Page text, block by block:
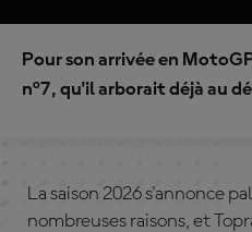
Pour son arrivée en
n°7, qu'il arborait déjà au
La saison 2026 s'annonce
nombreuses raisons, et